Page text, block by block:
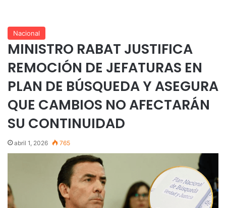
Nacional
MINISTRO RABAT JUSTIFICA
REMOCIÓN DE JEFATURAS EN
PLAN DE BÚSQUEDA Y ASEGURA
QUE CAMBIOS NO AFECTARÁN
SU CONTINUIDAD
abril 1, 2026 765